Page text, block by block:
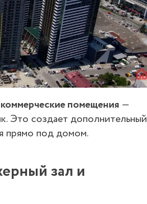
коммерческие помещения —
Это создает дополнительный
прямо под домом.
зал и